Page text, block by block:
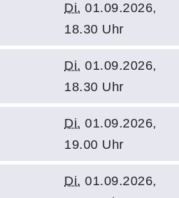
Di. 01.09.2026,
18.30 Uhr
Di. 01.09.2026,
18.30 Uhr
Di. 01.09.2026,
19.00 Uhr
Di. 01.09.2026,